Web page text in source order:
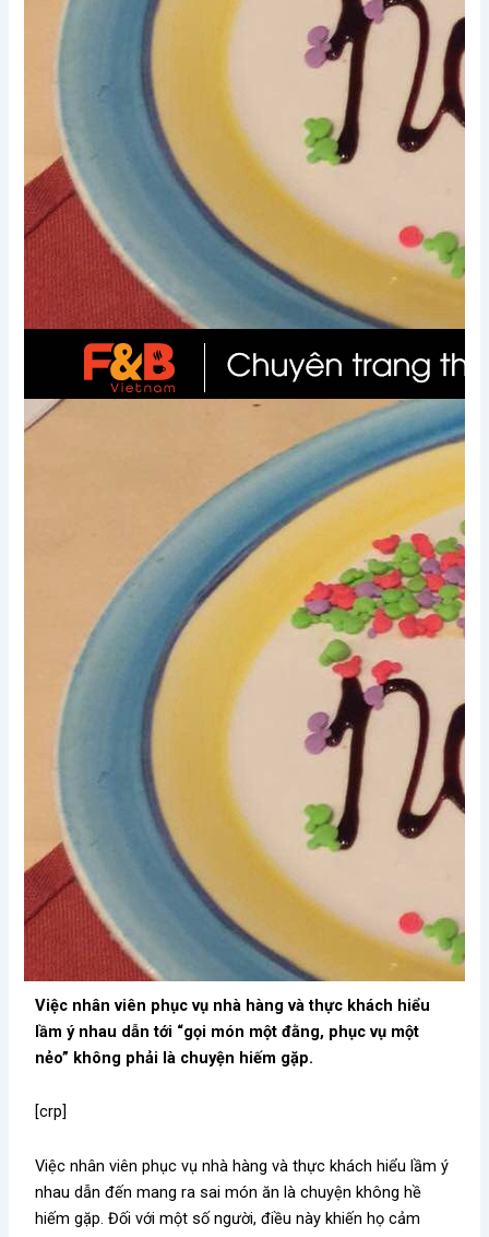
Việc nhân viên phục vụ nhà hàng và thực khách hiểu
lầm ý nhau dẫn tới “gọi món một đằng, phục vụ một
nẻo” không phải là chuyện hiếm gặp.
[crp]
Việc nhân viên phục vụ nhà hàng và thực khách hiểu lầm ý
nhau dẫn đến mang ra sai món ăn là chuyện không hề
hiếm gặp. Đối với một số người, điều này khiến họ cảm